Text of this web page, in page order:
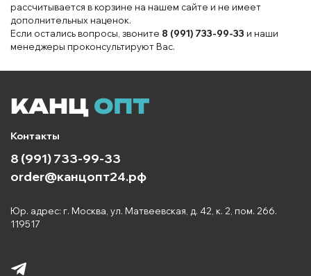
рассчитывается в корзине на нашем сайте и не имеет
дополнительных наценок.
Если остались вопросы, звоните 8 (991) 733-99-33 и наши
менеджеры проконсультируют Вас.
Контакты
8 (991) 733-99-33
order@канцопт24.рф
Юр. адрес: г. Москва, ул. Матвеевская, д. 42, к. 2, пом. 266.
119517